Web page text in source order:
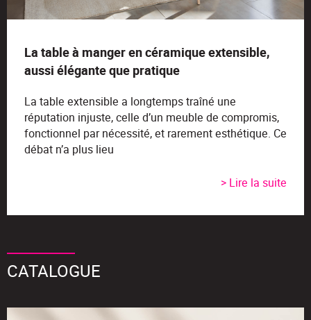
La table à manger en céramique extensible,
aussi élégante que pratique
La table extensible a longtemps traîné une
réputation injuste, celle d’un meuble de compromis,
fonctionnel par nécessité, et rarement esthétique. Ce
débat n’a plus lieu
> Lire la suite
CATALOGUE